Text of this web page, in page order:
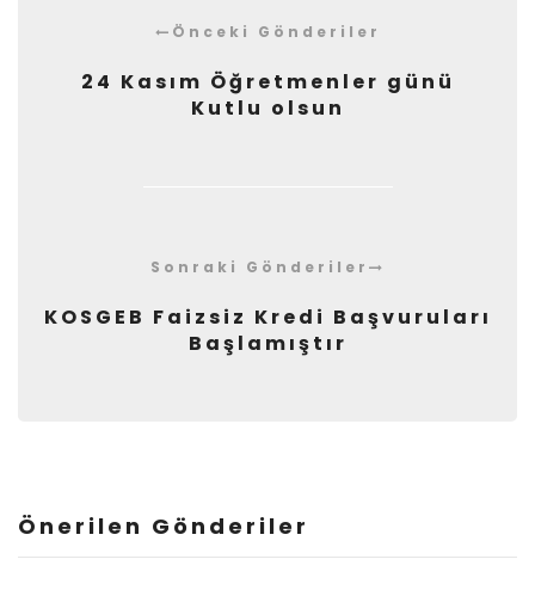
Önceki Gönderiler
24 Kasım Öğretmenler günü
Kutlu olsun
Sonraki Gönderiler
KOSGEB Faizsiz Kredi Başvuruları
Başlamıştır
Önerilen Gönderiler